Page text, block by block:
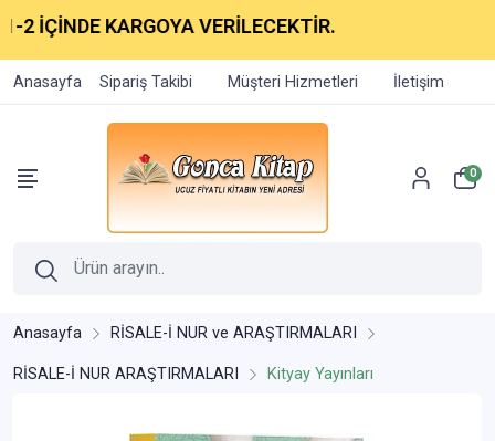
KARGOYA VERİLECEKTİR.
Anasayfa Sipariş Takibi Müşteri Hizmetleri İletişim
0
Anasayfa RİSALE-İ NUR ve ARAŞTIRMALARI
RİSALE-İ NUR ARAŞTIRMALARI Kityay Yayınları